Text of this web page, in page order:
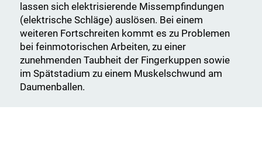
lassen sich elektrisierende Missempfindungen
(elektrische Schläge) auslösen. Bei einem
weiteren Fortschreiten kommt es zu Problemen
bei feinmotorischen Arbeiten, zu einer
zunehmenden Taubheit der Fingerkuppen sowie
im Spätstadium zu einem Muskelschwund am
Daumenballen.